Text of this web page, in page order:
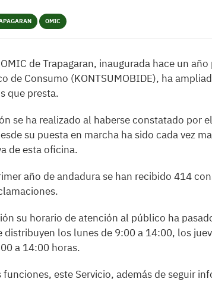
OMIC
de Trapagaran, inaugurada hace un
de Consumo (KONTSUMOBIDE), ha
que presta.
se ha realizado al haberse constatado por
su puesta en marcha ha sido cada vez
de esta oficina.
año de andadura se han recibido 414
su horario de atención al público ha
distribuyen los lunes de 9:00 a 14:00, los
a 14:00 horas.
funciones, este Servicio, además de seguir